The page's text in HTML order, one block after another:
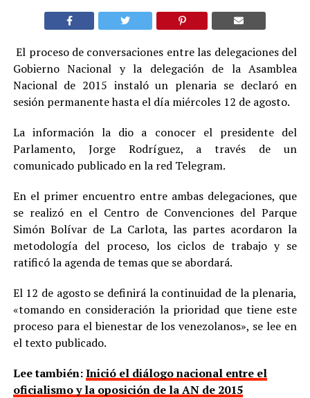
El proceso de conversaciones entre las delegaciones del
Gobierno Nacional y la delegación de la Asamblea
Nacional de 2015 instaló un plenaria se declaró en
sesión permanente hasta el día miércoles 12 de agosto.
La información la dio a conocer el presidente del
Parlamento, Jorge Rodríguez, a través de un
comunicado publicado en la red Telegram.
En el primer encuentro entre ambas delegaciones, que
se realizó en el Centro de Convenciones del Parque
Simón Bolívar de La Carlota, las partes acordaron la
metodología del proceso, los ciclos de trabajo y se
ratificó la agenda de temas que se abordará.
El 12 de agosto se definirá la continuidad de la plenaria,
«tomando en consideración la prioridad que tiene este
proceso para el bienestar de los venezolanos», se lee en
el texto publicado.
Lee también:Inició el diálogo nacional entre el
oficialismo y la oposición de la AN de 2015